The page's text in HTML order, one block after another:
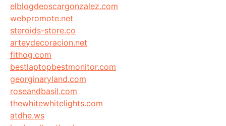
elblogdeoscargonzalez.com
webpromote.net
steroids-store.co
arteydecoracion.net
fithog.com
bestlaptopbestmonitor.com
georginaryland.com
roseandbasil.com
thewhitewhitelights.com
atdhe.ws